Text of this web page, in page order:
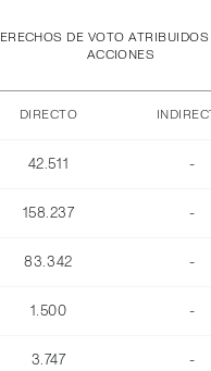
DE VOTO
ACCIONES
DIRECTO
42.511 -
158.237 -
83.342 -
1.500 -
3.747 -